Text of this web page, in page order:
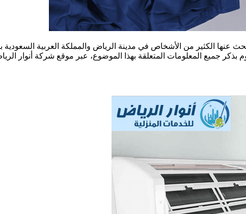
عنها الكثير من الأشخاص في مدينة الرياض والمملكة العربية
جميع المعلومات المتعلقة بهذا الموضوع، عبر موقع شركة أنوار